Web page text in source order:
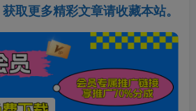
取更多精彩文章请收藏本站。